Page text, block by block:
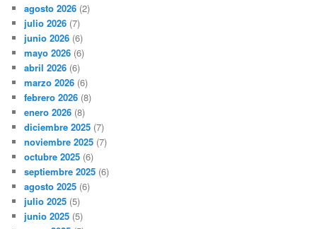
agosto 2026 (2)
julio 2026 (7)
junio 2026 (6)
mayo 2026 (6)
abril 2026 (6)
marzo 2026 (6)
febrero 2026 (8)
enero 2026 (8)
diciembre 2025 (7)
noviembre 2025 (7)
octubre 2025 (6)
septiembre 2025 (6)
agosto 2025 (6)
julio 2025 (5)
junio 2025 (5)